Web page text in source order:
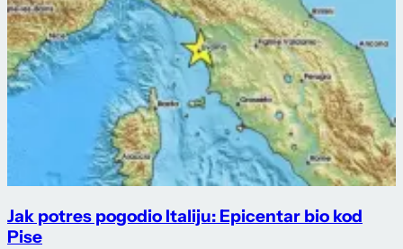
Jak potres pogodio Italiju: Epicentar bio kod
Pise